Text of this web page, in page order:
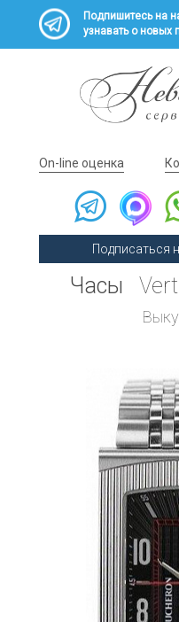
Подпишитесь на
узнавать о новых
On-line оценка
Подписаться
Часы